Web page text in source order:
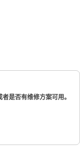
是否有维修方案可用。